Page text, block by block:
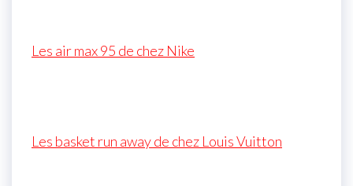
Les air max 95 de chez Nike
Les basket run away de chez Louis Vuitton